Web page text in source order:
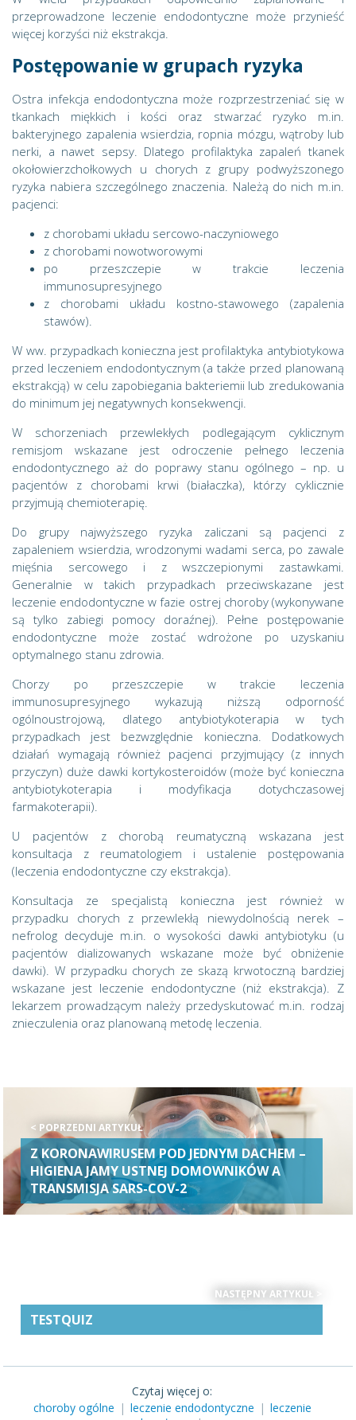
przeprowadzone leczenie endodontyczne może przynieść
więcej korzyści niż ekstrakcja.
Postępowanie w grupach ryzyka
Ostra infekcja endodontyczna może rozprzestrzeniać się w
tkankach miękkich i kości oraz stwarzać ryzyko m.in.
bakteryjnego zapalenia wsierdzia, ropnia mózgu, wątroby lub
nerki, a nawet sepsy. Dlatego profilaktyka zapaleń tkanek
okołowierzchołkowych u chorych z grupy podwyższonego
ryzyka nabiera szczególnego znaczenia. Należą do nich m.in.
pacjenci:
z chorobami układu sercowo-naczyniowego
z chorobami nowotworowymi
po przeszczepie w trakcie leczenia
immunosupresyjnego
z chorobami układu kostno-stawowego (zapalenia
stawów).
W ww. przypadkach konieczna jest profilaktyka antybiotykowa
przed leczeniem endodontycznym (a także przed planowaną
ekstrakcją) w celu zapobiegania bakteriemii lub zredukowania
do minimum jej negatywnych konsekwencji.
W schorzeniach przewlekłych podlegającym cyklicznym
remisjom wskazane jest odroczenie pełnego leczenia
endodontycznego aż do poprawy stanu ogólnego – np. u
pacjentów z chorobami krwi (białaczka), którzy cyklicznie
przyjmują chemioterapię.
Do grupy najwyższego ryzyka zaliczani są pacjenci z
zapaleniem wsierdzia, wrodzonymi wadami serca, po zawale
mięśnia sercowego i z wszczepionymi zastawkami.
Generalnie w takich przypadkach przeciwskazane jest
leczenie endodontyczne w fazie ostrej choroby (wykonywane
są tylko zabiegi pomocy doraźnej). Pełne postępowanie
endodontyczne może zostać wdrożone po uzyskaniu
optymalnego stanu zdrowia.
Chorzy po przeszczepie w trakcie leczenia
immunosupresyjnego wykazują niższą odporność
ogólnoustrojową, dlatego antybiotykoterapia w tych
przypadkach jest bezwzględnie konieczna. Dodatkowych
działań wymagają również pacjenci przyjmujący (z innych
przyczyn) duże dawki kortykosteroidów (może być konieczna
antybiotykoterapia i modyfikacja dotychczasowej
farmakoterapii).
U pacjentów z chorobą reumatyczną wskazana jest
konsultacja z reumatologiem i ustalenie postępowania
(leczenia endodontyczne czy ekstrakcja).
Konsultacja ze specjalistą konieczna jest również w
przypadku chorych z przewlekłą niewydolnością nerek –
nefrolog decyduje m.in. o wysokości dawki antybiotyku (u
pacjentów dializowanych wskazane może być obniżenie
dawki). W przypadku chorych ze skazą krwotoczną bardziej
wskazane jest leczenie endodontyczne (niż ekstrakcja). Z
lekarzem prowadzącym należy przedyskutować m.in. rodzaj
znieczulenia oraz planowaną metodę leczenia.
< POPRZEDNI ARTYKUŁ
Z KORONAWIRUSEM POD JEDNYM DACHEM –
HIGIENA JAMY USTNEJ DOMOWNIKÓW A
TRANSMISJA SARS-COV-2
NASTĘPNY ARTYKUŁ >
TESTQUIZ
Czytaj więcej o:
choroby ogólne | leczenie endodontyczne | leczenie